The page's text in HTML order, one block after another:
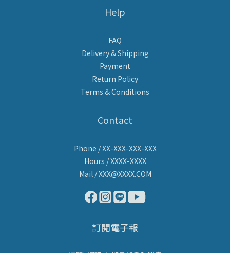
Help
FAQ
Delivery & Shipping
Payment
Return Policy
Terms & Conditions
Contact
Phone / XX-XXX-XXX-XXX
Hours / XXXX-XXXX
Mail / XXX@XXXX.COM
訂閱電子報